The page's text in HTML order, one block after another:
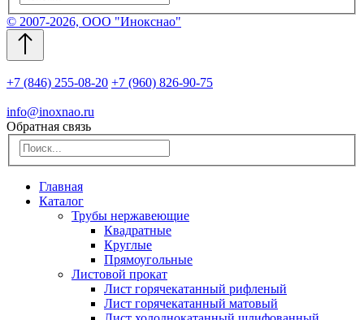
© 2007-2026, ООО "Инокснао"
+7 (846) 255-08-20 +7 (960) 826-90-75
info@inoxnao.ru
Обратная связь
Главная
Каталог
Трубы нержавеющие
Квадратные
Круглые
Прямоугольные
Листовой прокат
Лист горячекатанный рифленый
Лист горячекатанный матовый